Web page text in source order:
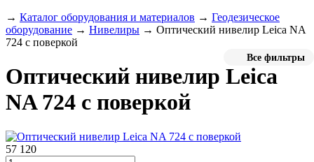
→ Каталог оборудования и материалов → Геодезическое
оборудование → Нивелиры → Оптический нивелир Leica NA
724 с поверкой
Все фильтры
Оптический нивелир Leica
NA 724 с поверкой
57 120